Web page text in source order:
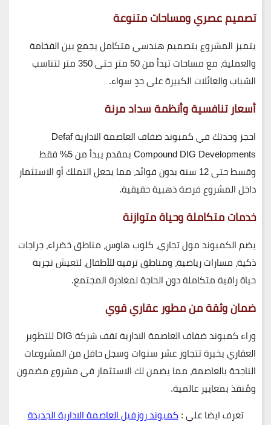
تصميم عصري ومساحات متنوعة
يتميز المشروع بتصميم هندسي متكامل يجمع بين الفخامة
والعملية، معمساحات تبدأ من 50 متر حتى 350 متر
لتناسب
الشباب والعائلات الكبيرة على حدٍ سواء.
أسعار تنافسية وأنظمة سداد مرنة
احجز وحدتك فيكمبوند ضفاف العاصمة الاداريةDefaf
Compound DIG Developmentsبمقدم يبدأ من5% فقط
وقسط حتى12 سنة
بدون فوائد، مما يجعل التملك أو الاستثمار
داخل المشروع فرصة ذهبية حقيقية.
خدمات متكاملة وحياة متوازنة
يضم الكمبوندمول تجاري، كلوب هاوس، مناطق خضراء، جراجات
ذكية، مسارات رياضية، ومناطق ترفيه للأطفال، لتعيش تجربة
حياة راقية متكاملة دون الحاجة لمغادرة المجتمع.
ضمان وثقة من مطور عقاري قوي
وراءكمبوند ضفاف العاصمة الاداريةتقف
شركة DIG للتطوير
العقاريبخبرة تتجاوز عشر سنوات وسجل حافل من المشروعات
الناجحة بالعاصمة، مما يضمن لك الاستثمار في مشروع مضمون
ومُنفذ بمعايير عالمية.
تعرف ايضا علي :كمبوند روزفيل العاصمة الادارية الجديدة